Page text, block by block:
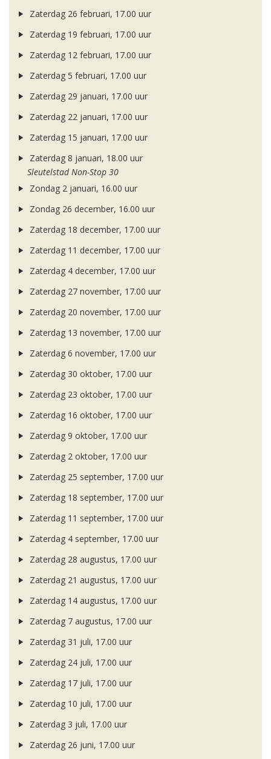
Zaterdag 26 februari, 17.00 uur
Zaterdag 19 februari, 17.00 uur
Zaterdag 12 februari, 17.00 uur
Zaterdag 5 februari, 17.00 uur
Zaterdag 29 januari, 17.00 uur
Zaterdag 22 januari, 17.00 uur
Zaterdag 15 januari, 17.00 uur
Zaterdag 8 januari, 18.00 uur
Sleutelstad Non-Stop 30
Zondag 2 januari, 16.00 uur
Zondag 26 december, 16.00 uur
Zaterdag 18 december, 17.00 uur
Zaterdag 11 december, 17.00 uur
Zaterdag 4 december, 17.00 uur
Zaterdag 27 november, 17.00 uur
Zaterdag 20 november, 17.00 uur
Zaterdag 13 november, 17.00 uur
Zaterdag 6 november, 17.00 uur
Zaterdag 30 oktober, 17.00 uur
Zaterdag 23 oktober, 17.00 uur
Zaterdag 16 oktober, 17.00 uur
Zaterdag 9 oktober, 17.00 uur
Zaterdag 2 oktober, 17.00 uur
Zaterdag 25 september, 17.00 uur
Zaterdag 18 september, 17.00 uur
Zaterdag 11 september, 17.00 uur
Zaterdag 4 september, 17.00 uur
Zaterdag 28 augustus, 17.00 uur
Zaterdag 21 augustus, 17.00 uur
Zaterdag 14 augustus, 17.00 uur
Zaterdag 7 augustus, 17.00 uur
Zaterdag 31 juli, 17.00 uur
Zaterdag 24 juli, 17.00 uur
Zaterdag 17 juli, 17.00 uur
Zaterdag 10 juli, 17.00 uur
Zaterdag 3 juli, 17.00 uur
Zaterdag 26 juni, 17.00 uur